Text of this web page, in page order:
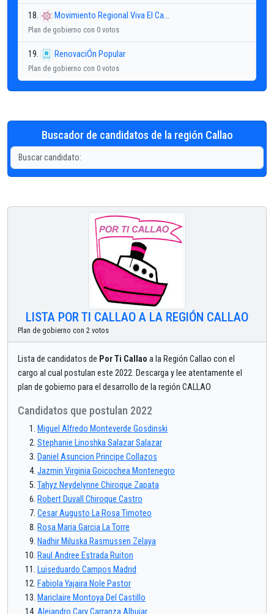
18. Movimiento Regional Viva El Ca...
Plan de gobierno con 0 votos
19. RenovaciÓn Popular
Plan de gobierno con 0 votos
Buscador de candidatos de la región Callao
LISTA POR TI CALLAO A LA REGIÓN CALLAO
Plan de gobierno con 2 votos
Lista de candidatos de Por Ti Callao a la Región Callao con el
cargo al cual postulan este 2022. Descarga y lee atentamente el
plan de gobierno para el desarrollo de la región CALLAO
Candidatos que postulan 2022
Miguel Alfredo Monteverde Gosdinski
Stephanie Linoshka Salazar Salazar
Daniel Asuncion Principe Collazos
Jazmin Virginia Goicochea Montenegro
Tahyz Neydelynne Chiroque Zapata
Robert Duvall Chiroque Castro
Cesar Augusto La Rosa Timoteo
Rosa Maria Garcia La Torre
Nadhir Miluska Rasmussen Zelaya
Raul Andree Estrada Ruiton
Luiseduardo Campos Madrid
Fabiola Yajaira Nole Pastor
Mariclaire Montoya Del Castillo
Alejandro Cary Carranza Albujar